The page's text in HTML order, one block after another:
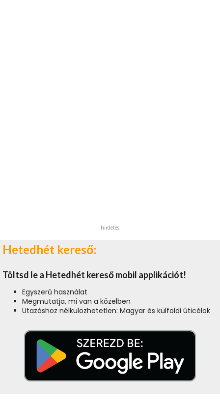
hirdetés
Hetedhét kereső:
Töltsd le a Hetedhét kereső mobil applikációt!
Egyszerű használat
Megmutatja, mi van a közelben
Utazáshoz nélkülözhetetlen: Magyar és külföldi úticélok